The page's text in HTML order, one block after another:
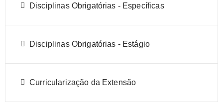
Disciplinas Obrigatórias - Específicas
Disciplinas Obrigatórias - Estágio
Curricularização da Extensão